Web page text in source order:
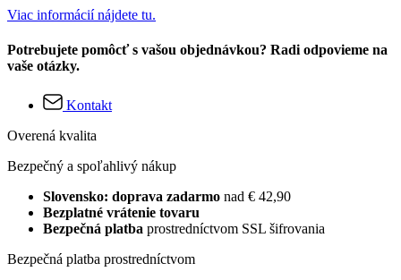
Viac informácií nájdete tu.
Potrebujete pomôcť s vašou objednávkou? Radi odpovieme na
vaše otázky.
Kontakt
Overená kvalita
Bezpečný a spoľahlivý nákup
Slovensko: doprava zadarmo nad € 42,90
Bezplatné vrátenie tovaru
Bezpečná platba prostredníctvom SSL šifrovania
Bezpečná platba prostredníctvom